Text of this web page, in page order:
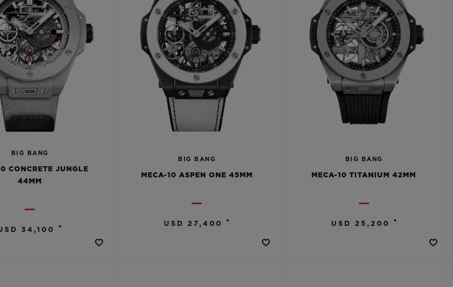
BIG BANG
CONCRETE JUNGLE
44MM
34,100 •
BIG BANG
MECA-10 ASPEN ONE 45MM
USD 27,400 •
BIG BANG
MECA-10 TITANIUM 42MM
USD 25,200 •